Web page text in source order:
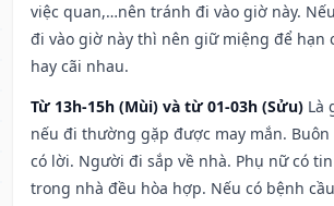
việc quan,…nên tránh đi vào giờ này.
đi vào giờ này thì nên giữ miệng để hạn
hay cãi nhau.
Từ 13h-15h (Mùi) và từ 01-03h (Sửu) Là
nếu đi thường gặp được may mắn.
có lời. Người đi sắp về nhà. Phụ nữ có
trong nhà đều hòa hợp. Nếu có bệnh